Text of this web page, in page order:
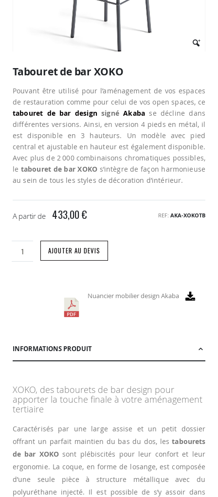
début
la
Galerie
Tabouret de bar XOKO
Pouvant être utilisé pour l’aménagement de vos espaces
de restauration comme pour celui de vos open spaces, ce
tabouret de bar designsignéAkaba se décline dans
différentes versions. Ainsi, en version 4 pieds en métal, il
est disponible en 3 hauteurs. Un modèle avec pied
central et ajustable en hauteur est également disponible.
Avec plus de 2 000 combinaisons chromatiques possibles,
le tabouret de bar XOKOs’intègre de façon harmonieuse
au sein de tous les styles de décoration d’intérieur.
A partir de 433,00 € REF AKA-XOKOTB
AJOUTER AU DEVIS
Nuancier mobilier design Akaba
INFORMATIONS PRODUIT
XOKO, des tabourets de bar design pour
apporter la touche finale à votre aménagement
tertiaire
Caractérisés par une large assise et un petit dossier
offrant un parfait maintien du bas du dos, les tabourets
de bar XOKO sont plébiscités pour leur confort et leur
ergonomie. La coque, en forme de losange, est composée
d’une seule pièce à structure métallique avec du
polyuréthane injecté. Il est possible de s’y assoir dans